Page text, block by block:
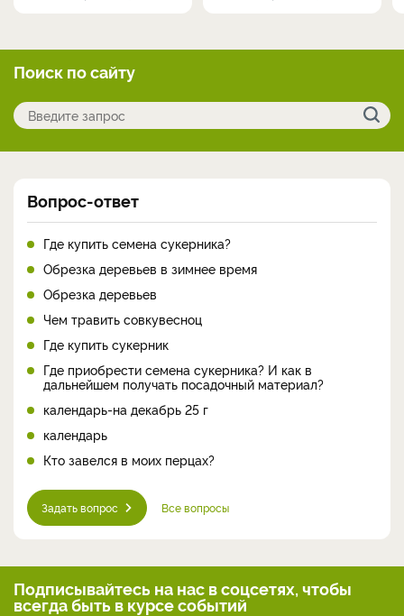
Поиск по сайту
Вопрос-ответ
Где купить семена сукерника?
Обрезка деревьев в зимнее время
Обрезка деревьев
Чем травить совкувесноц
Где купить сукерник
Где приобрести семена сукерника? И как в
дальнейшем получать посадочный материал?
календарь-на декабрь 25 г
календарь
Кто завелся в моих перцах?
Задать вопрос Все вопросы
Подписывайтесь на нас в соцсетях, чтобы
всегдабыть в курсе событий